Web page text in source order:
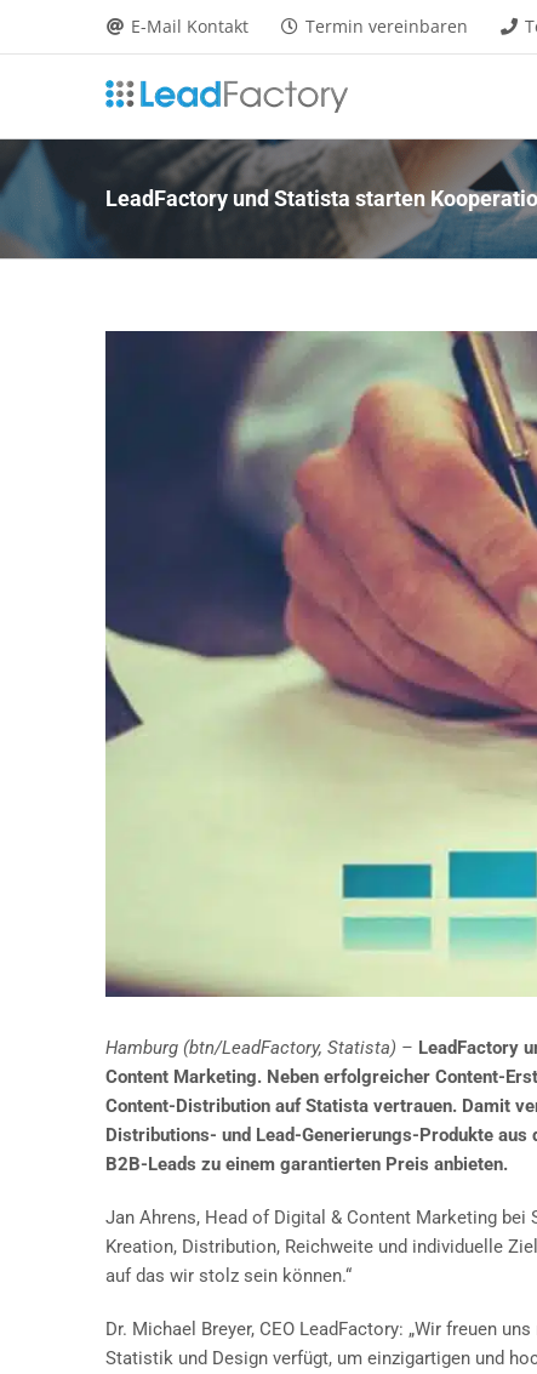
E-Mail Kontakt Termin vereinbaren
LeadFactory und Statista starten
Hamburg (btn/LeadFactory, Statista) – LeadFactory
Content Marketing. Neben erfolgreicher Content-
Content-Distribution auf Statista vertrauen. Damit
Distributions- und Lead-Generierungs-Produkte
B2B-Leads zu einem garantierten Preis anbieten.
Jan Ahrens, Head of Digital & Content Marketing
Kreation, Distribution, Reichweite und individuelle
auf das wir stolz sein können.“
Dr. Michael Breyer, CEO LeadFactory: „Wir freuen
Statistik und Design verfügt, um einzigartigen und